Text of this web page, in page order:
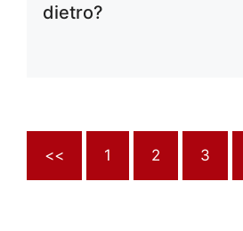
dietro?
<< 1 2 3